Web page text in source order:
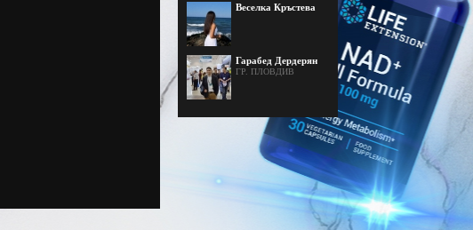
Веселка Кръстева
Гарабед Дердерян
ГР. ПЛОВДИВ